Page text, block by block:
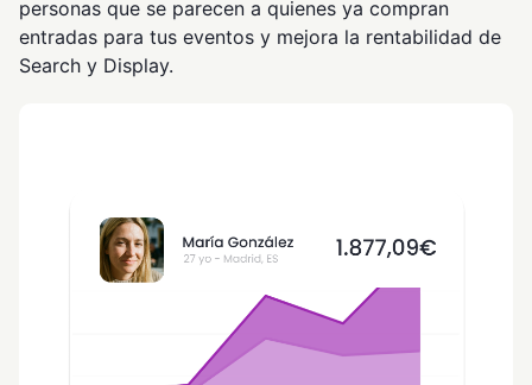
personas que se parecen a quienes ya compran
entradas para tus eventos y mejora la rentabilidad de
Search y Display.